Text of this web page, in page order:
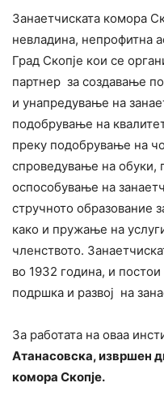
Занаетчиската комора
невладина, непрофитна
Град Скопје кои се
партнер за создавање
и унапредување на
подобрување на
преку подобрување на
спроведување на обуки,
оспособување на
стручното образование
како и пружање на
членството.
во 1932 година, и
подршка и развој на
За работата на оваа
Атанасовска, извршен
комора Скопје.